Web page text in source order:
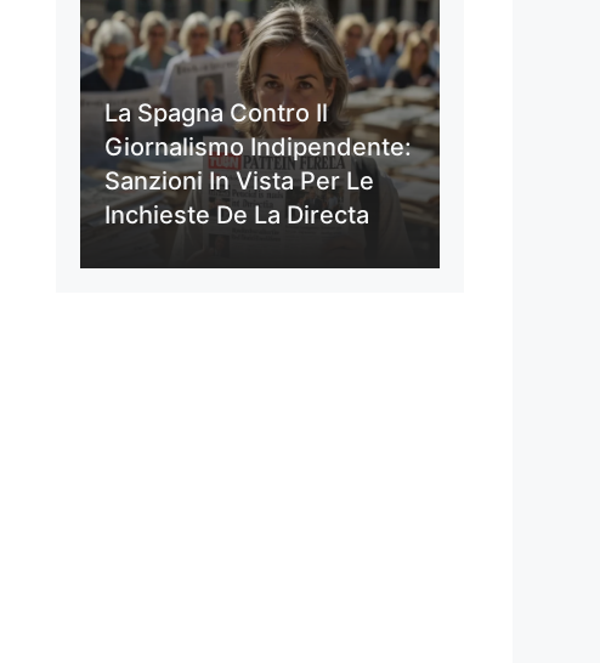
La Spagna Contro Il
Giornalismo Indipendente:
Sanzioni In Vista Per Le
Inchieste De La Directa